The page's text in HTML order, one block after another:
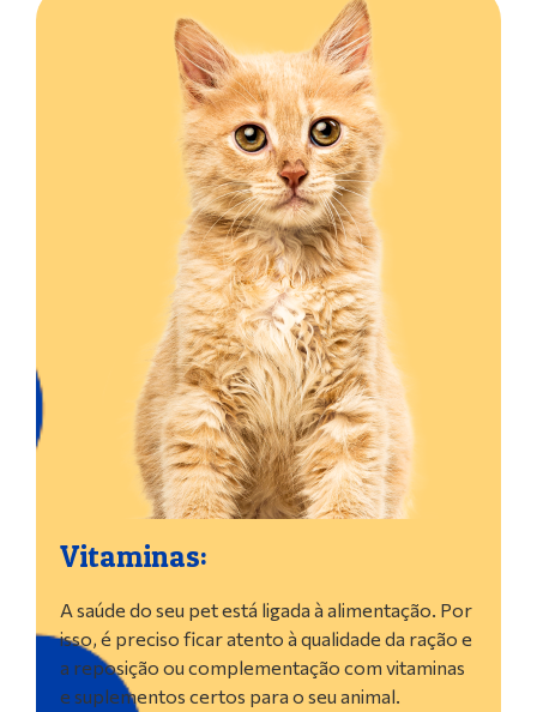
Vitaminas:
A saúde do seu pet está ligada à alimentação. Por
isso, é preciso ficar atento à qualidade da ração e
a reposição ou complementação com vitaminas
e suplementos certos para o seu animal.